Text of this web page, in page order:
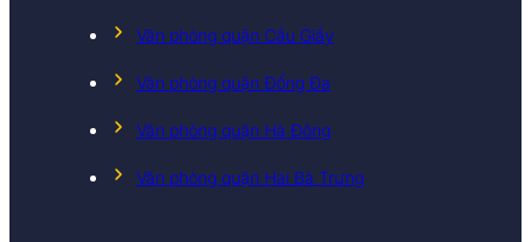
Văn phòng quận Cầu Giấy
Văn phòng quận Đống Đa
Văn phòng quận Hà Đông
Văn phòng quận Hai Bà Trưng